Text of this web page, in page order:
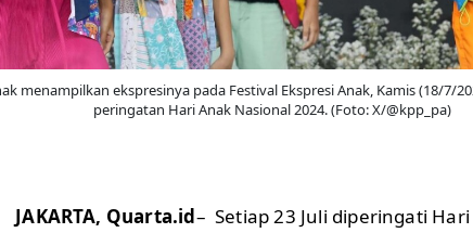
menampilkan ekspresinya pada Festival Ekspresi Anak, Kamis (18/7/
peringatan Hari Anak Nasional 2024. (Foto: X/@kpp_pa)
JAKARTA, Quarta.id– Setiap 23 Juli diperingati